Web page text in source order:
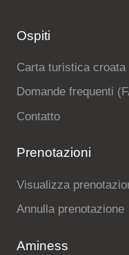
Ospiti
Carta turistica croata
Domande frequenti
Contatto
Prenotazioni
Visualizza
Annulla prenotazione
Aminess